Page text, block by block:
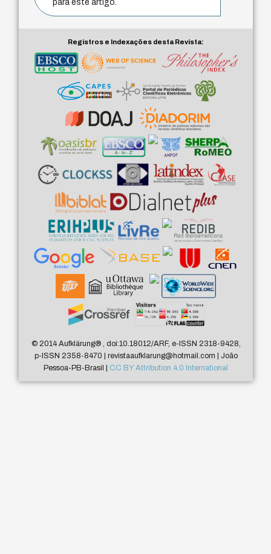
para este artigo.
Registros e Indexações desta Revista:
© 2014 Aufklärung®, doi:10.18012/ARF, e-ISSN 2318-9428,
p-ISSN 2358-8470 | revistaaufklarung@hotmail.com | João
Pessoa-PB-Brasil | CC BY Attribution 4.0 International